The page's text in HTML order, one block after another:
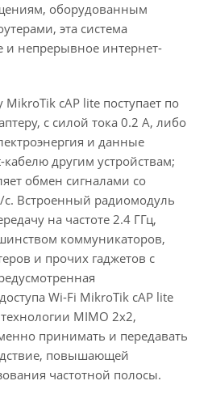
оборудованным
эта система
и непрерывное интернет-
cAP lite поступает по
с силой тока 0.2 А, либо
и данные
другим устройствам;
обмен сигналами со
Встроенный радиомодуль
на частоте 2.4 ГГц,
коммуникаторов,
и прочих гаджетов с
Wi-Fi MikroTik cAP lite
MIMO 2x2,
принимать и передавать
повышающей
частотной полосы.